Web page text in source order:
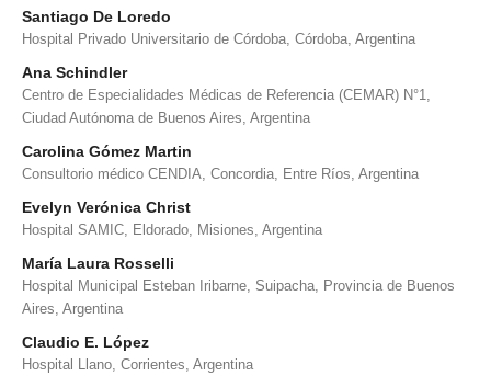
Santiago De Loredo
Hospital Privado Universitario de Córdoba, Córdoba, Argentina
Ana Schindler
Centro de Especialidades Médicas de Referencia (CEMAR) N°1,
Ciudad Autónoma de Buenos Aires, Argentina
Carolina Gómez Martin
Consultorio médico CENDIA, Concordia, Entre Ríos, Argentina
Evelyn Verónica Christ
Hospital SAMIC, Eldorado, Misiones, Argentina
María Laura Rosselli
Hospital Municipal Esteban Iribarne, Suipacha, Provincia de Buenos
Aires, Argentina
Claudio E. López
Hospital Llano, Corrientes, Argentina